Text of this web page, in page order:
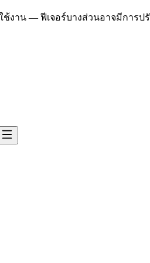
ช้งาน — ฟีเจอร์บางส่วนอาจมีการป